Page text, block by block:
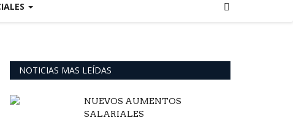
NOTICIAS MAS LEÍDAS
NUEVOS AUMENTOS
SALARIALES